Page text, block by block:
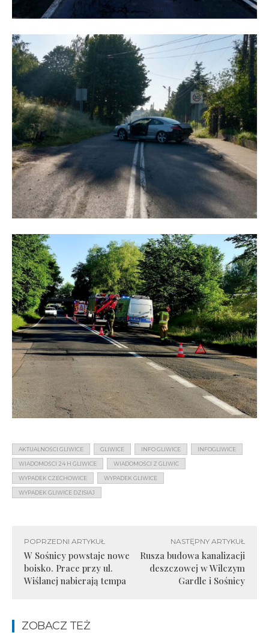
AKTUALNOŚCI GLIWICE GLIWICE INFO GLIWICE INFOGLIWICE
WIADOMOŚCI 24 H GLIWICE WIADOMOŚCI Z GLIWIC
WYPADEK CZECHOWICE WYPADEK GLIWICE
WYPADEK GLIWICE DZISIAJ
POPRZEDNI ARTYKUŁ
W Sośnicy powstaje nowe
boisko. Prace przy ul.
Wiślanej nabierają tempa
NASTĘPNY ARTYKUŁ
Rusza budowa kanalizacji
deszczowej w Wilczym
Gardle i Sośnicy
ZOBACZ TEŻ